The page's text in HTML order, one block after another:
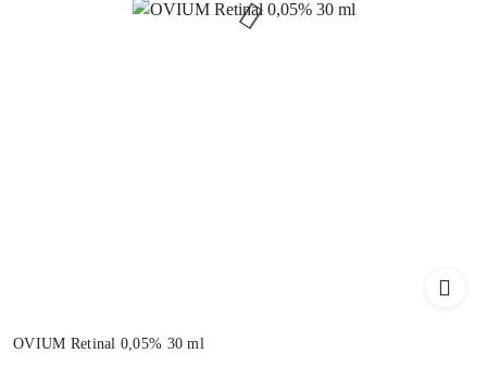
OVIUM Retinal 0,05% 30 ml